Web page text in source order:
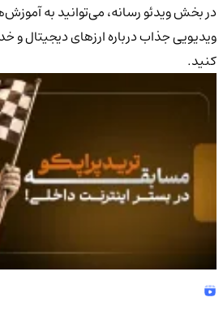
4.9/5
در بخش ویدئو رسانه، می‌توانید به
ویدیویی جذاب درباره ارزهای دیجیتال و
کنید.